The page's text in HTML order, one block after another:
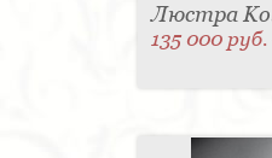
Люстра
135 000 руб.